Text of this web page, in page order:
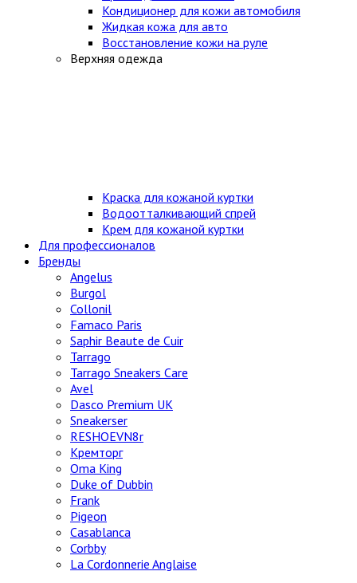
Кондиционер для кожи автомобиля
Жидкая кожа для авто
Восстановление кожи на руле
Верхняя одежда
Краска для кожаной куртки
Водоотталкивающий спрей
Крем для кожаной куртки
Для профессионалов
Бренды
Angelus
Burgol
Collonil
Famaco Paris
Saphir Beaute de Cuir
Tarrago
Tarrago Sneakers Care
Avel
Dasco Premium UK
Sneakerser
RESHOEVN8r
Кремторг
Oma King
Duke of Dubbin
Frank
Pigeon
Casablanca
Corbby
La Cordonnerie Anglaise